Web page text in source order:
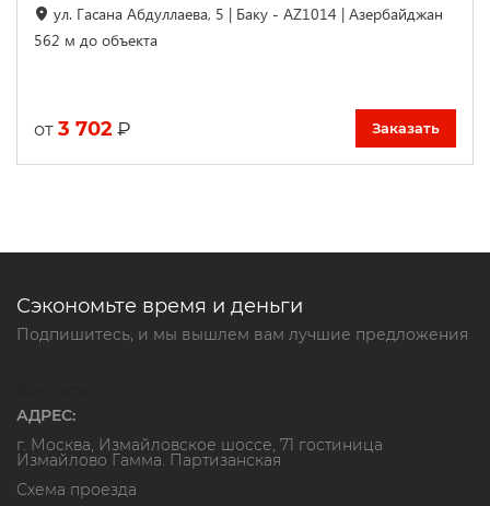
ул. Гасана Абдуллаева, 5 | Баку - AZ1014 | Азербайджан
562 м до объекта
от 3 702 ₽ Заказать
Сэкономьте время и деньги
Подпишитесь, и мы вышлем вам лучшие предложения
АДРЕС:
г. Москва, Измайловское шоссе, 71 гостиница
Измайлово Гамма. Партизанская
Схема проезда